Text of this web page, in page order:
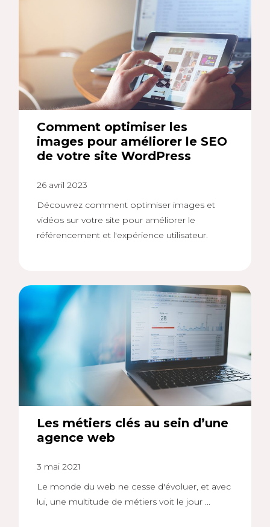
Comment optimiser les
images pour améliorer le SEO
de votre site WordPress
26 avril 2023
Découvrez comment optimiser images et
vidéos sur votre site pour améliorer le
référencement et l'expérience utilisateur.
Les métiers clés au sein d’une
agence web
3 mai 2021
Le monde du web ne cesse d'évoluer, et avec
lui, une multitude de métiers voit le jour ...